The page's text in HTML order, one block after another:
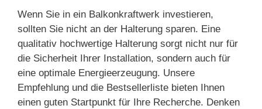
Wenn Sie in ein Balkonkraftwerk investieren,
sollten Sie nicht an der Halterung sparen. Eine
qualitativ hochwertige Halterung sorgt nicht nur für
die Sicherheit Ihrer Installation, sondern auch für
eine optimale Energieerzeugung. Unsere
Empfehlung und die Bestsellerliste bieten Ihnen
einen guten Startpunkt für Ihre Recherche. Denken